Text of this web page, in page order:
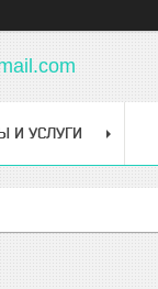
И УСЛУГИ